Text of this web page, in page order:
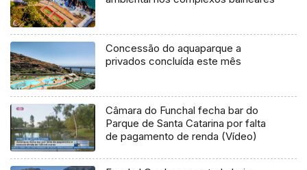
Concessão do aquaparque a
privados concluída este mês
Câmara do Funchal fecha bar do
Parque de Santa Catarina por falta
de pagamento de renda (Vídeo)